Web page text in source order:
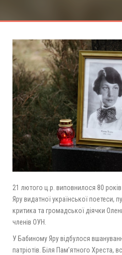
21 лютого ц.р. виповнилося 80
Яру видатної української поетеси,
критика та громадської діячки
членів ОУН.
У Бабиному Яру відбулося
патріотів. Біля Пам’ятного Хреста,